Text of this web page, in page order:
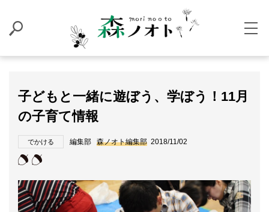
子どもと一緒に遊ぼう、学ぼう！11月
の子育て情報
でかける 編集部 森ノオト編集部 2018/11/02